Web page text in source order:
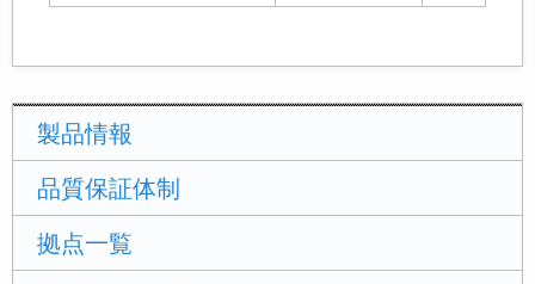
製品情報
品質保証体制
拠点一覧